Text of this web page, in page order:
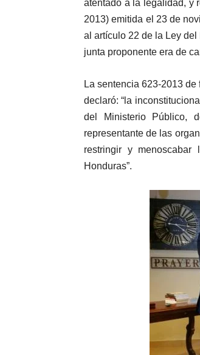
atentado a la legalidad, y
2013) emitida el 23 de
al artículo 22 de la Ley
junta proponente era de
La sentencia 623-2013
declaró: “la
del Ministerio Público,
representante de las
restringir y menoscabar
Honduras”.